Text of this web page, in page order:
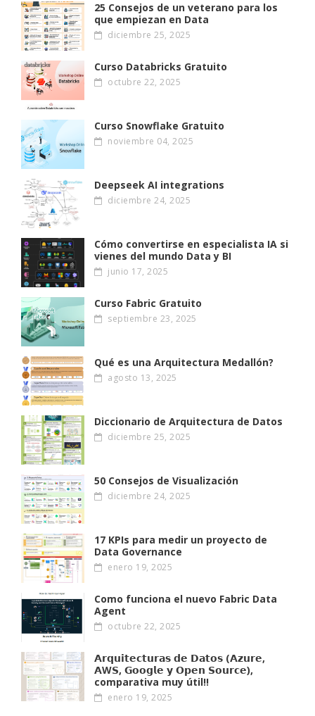
25 Consejos de un veterano para los
que empiezan en Data
diciembre 25, 2025
Curso Databricks Gratuito
octubre 22, 2025
Curso Snowflake Gratuito
noviembre 04, 2025
Deepseek AI integrations
diciembre 24, 2025
Cómo convertirse en especialista IA si
vienes del mundo Data y BI
junio 17, 2025
Curso Fabric Gratuito
septiembre 23, 2025
Qué es una Arquitectura Medallón?
agosto 13, 2025
Diccionario de Arquitectura de Datos
diciembre 25, 2025
50 Consejos de Visualización
diciembre 24, 2025
17 KPIs para medir un proyecto de
Data Governance
enero 19, 2025
Como funciona el nuevo Fabric Data
Agent
octubre 22, 2025
𝗔𝗿𝗾𝘂𝗶𝘁𝗲𝗰𝘁𝘂𝗿𝗮𝘀 𝗱𝗲 𝗗𝗮𝘁𝗼𝘀 (𝗔𝘇𝘂𝗿𝗲,
𝗔W𝗦, 𝗚𝗼𝗼𝗴𝗹𝗲 𝘆 𝗢𝗽𝗲𝗻 𝗦𝗼𝘂𝗿𝗰𝗲),
comparativa muy útil!!
enero 19, 2025